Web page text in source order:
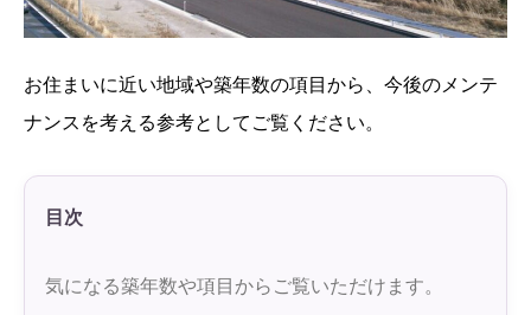
お住まいに近い地域や築年数の項目から、今後のメンテ
ナンスを考える参考としてご覧ください。
目次
気になる築年数や項目からご覧いただけます。